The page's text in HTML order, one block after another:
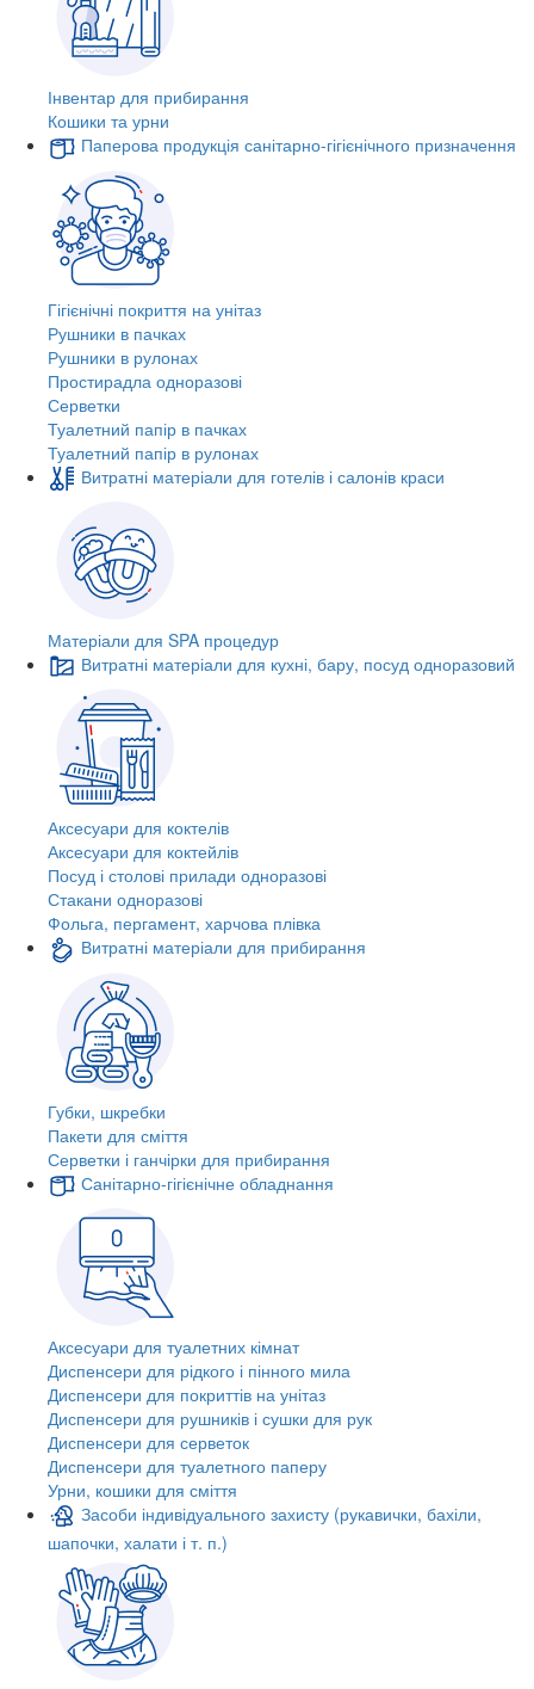
Інвентар для прибирання
Кошики та урни
Паперова продукція санітарно-гігієнічного призначення
Гігієнічні покриття на унітаз
Рушники в пачках
Рушники в рулонах
Простирадла одноразові
Серветки
Туалетний папір в пачках
Туалетний папір в рулонах
Витратні матеріали для готелів і салонів краси
Матеріали для SPA процедур
Витратні матеріали для кухні, бару, посуд одноразовий
Аксесуари для коктелів
Аксесуари для коктейлів
Посуд і столові прилади одноразові
Стакани одноразові
Фольга, пергамент, харчова плівка
Витратні матеріали для прибирання
Губки, шкребки
Пакети для сміття
Серветки і ганчірки для прибирання
Санітарно-гігієнічне обладнання
Аксесуари для туалетних кімнат
Диспенсери для рідкого і пінного мила
Диспенсери для покриттів на унітаз
Диспенсери для рушників і сушки для рук
Диспенсери для серветок
Диспенсери для туалетного паперу
Урни, кошики для сміття
Засоби індивідуального захисту (рукавички, бахіли,
шапочки, халати і т. п.)